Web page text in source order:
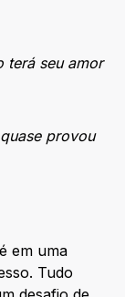
terá seu amor
provou
em uma
Tudo